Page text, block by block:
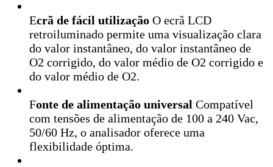
Ecrã de fácil utilização O ecrã LCD
retroiluminado permite uma visualização clara
do valor instantâneo, do valor instantâneo de
O2 corrigido, do valor médio de O2 corrigido e
do valor médio de O2.
Fonte de alimentação universal Compatível
com tensões de alimentação de 100 a 240 Vac,
50/60 Hz, o analisador oferece uma
flexibilidade óptima.